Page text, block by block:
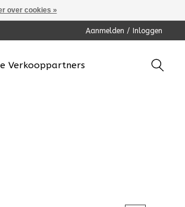
Aanmelden / Inloggen
Verkooppartners
over cookies »